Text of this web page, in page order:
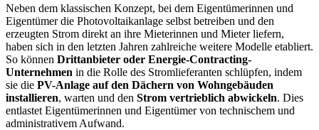
Neben dem klassischen Konzept, bei dem Eigentümerinnen und
Eigentümer die Photovoltaikanlage selbst betreiben und den
erzeugten Strom direkt an ihre Mieterinnen und Mieter liefern,
haben sich in den letzten Jahren zahlreiche weitere Modelle etabliert.
So können Drittanbieter oder Energie-Contracting-
Unternehmen in die Rolle des Stromlieferanten schlüpfen, indem
sie die PV-Anlage auf den Dächern von Wohngebäuden
installieren, warten und den Strom vertrieblich abwickeln. Dies
entlastet Eigentümerinnen und Eigentümer von technischem und
administrativem Aufwand.